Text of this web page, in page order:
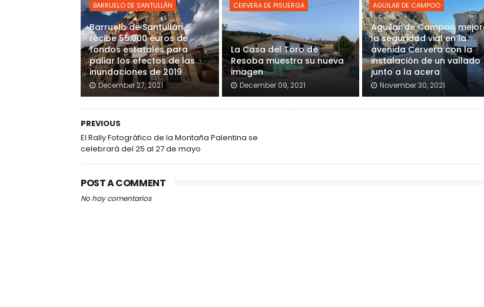
BARRUELO DE SANTULLÁN
Barruelo de Santullán
recibe 55.000 euros de
fondos estatales para
paliar los efectos de las
inundaciones de 2019
December 27, 2021
CERVERA DE PISUERGA
La Casa del Toro de
Resoba muestra su nueva
imagen
December 09, 2021
AGUILAR DE CAMPOO
Aguilar de Campoo
la seguridad vial en la
avenida Cervera con la
instalación de un vallado
junto a la acera
November 30, 2021
PREVIOUS
El Rally Fotográfico de la Montaña Palentina se
celebrará del 25 al 27 de mayo
POST A COMMENT
No hay comentarios